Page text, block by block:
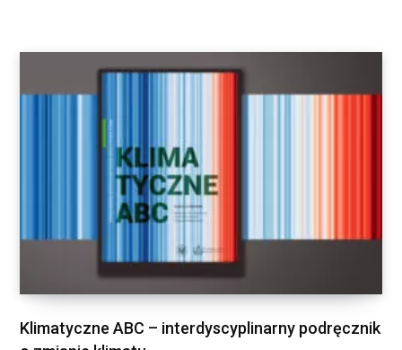
Klimatyczne ABC – interdyscyplinarny podręcznik